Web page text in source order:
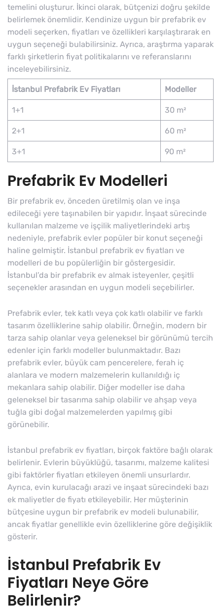
temelini oluşturur. İkinci olarak, bütçenizi doğru şekilde
belirlemek önemlidir. Kendinize uygun bir prefabrik ev
modeli seçerken, fiyatları ve özellikleri karşılaştırarak en
uygun seçeneği bulabilirsiniz. Ayrıca, araştırma yaparak
farklı şirketlerin fiyat politikalarını ve referanslarını
inceleyebilirsiniz.
İstanbul Prefabrik Ev Fiyatları Modeller
1+1 30 m²
2+1 60 m²
3+1 90 m²
Prefabrik Ev Modelleri
Bir prefabrik ev, önceden üretilmiş olan ve inşa
edileceği yere taşınabilen bir yapıdır. İnşaat sürecinde
kullanılan malzeme ve işçilik maliyetlerindeki artış
nedeniyle, prefabrik evler popüler bir konut seçeneği
haline gelmiştir. İstanbul prefabrik ev fiyatları ve
modelleri de bu popülerliğin bir göstergesidir.
İstanbul’da bir prefabrik ev almak isteyenler, çeşitli
seçenekler arasından en uygun modeli seçebilirler.
Prefabrik evler, tek katlı veya çok katlı olabilir ve farklı
tasarım özelliklerine sahip olabilir. Örneğin, modern bir
tarza sahip olanlar veya geleneksel bir görünümü tercih
edenler için farklı modeller bulunmaktadır. Bazı
prefabrik evler, büyük cam pencerelere, ferah iç
alanlara ve modern malzemelerin kullanıldığı iç
mekanlara sahip olabilir. Diğer modeller ise daha
geleneksel bir tasarıma sahip olabilir ve ahşap veya
tuğla gibi doğal malzemelerden yapılmış gibi
görünebilir.
İstanbul prefabrik ev fiyatları, birçok faktöre bağlı olarak
belirlenir. Evlerin büyüklüğü, tasarımı, malzeme kalitesi
gibi faktörler fiyatları etkileyen önemli unsurlardır.
Ayrıca, evin kurulacağı arazi ve inşaat sürecindeki bazı
ek maliyetler de fiyatı etkileyebilir. Her müşterinin
bütçesine uygun bir prefabrik ev modeli bulunabilir,
ancak fiyatlar genellikle evin özelliklerine göre değişiklik
gösterir.
İstanbul Prefabrik Ev
Fiyatları Neye Göre
Belirlenir?